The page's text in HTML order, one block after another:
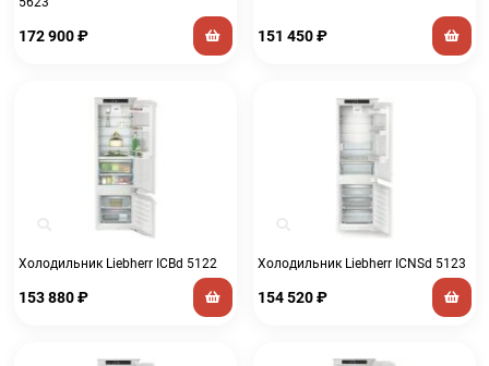
172 900₽ 151 450₽
Холодильник Liebherr ICBd 5122
153 880₽
Холодильник Liebherr ICNSd 5123
154 520₽